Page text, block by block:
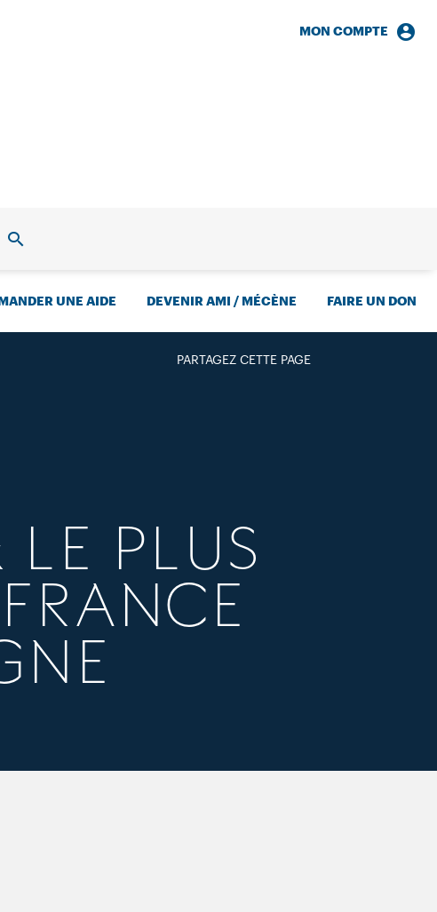
MON COMPTE
RECHERCHE
UNE AIDE DEVENIR AMI / MÉCÈNE FAIRE UN DON
PARTAGEZ CETTE PAGE
PLUS